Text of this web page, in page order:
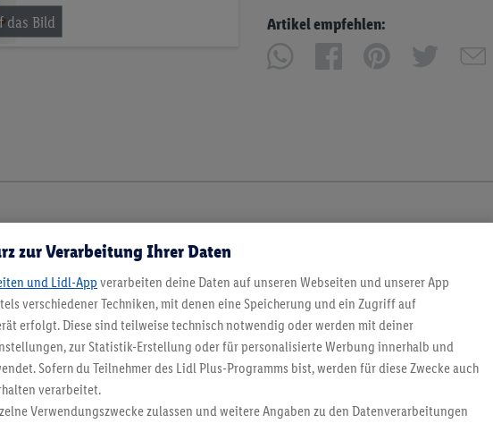
Artikel empfehlen:
zur Verarbeitung Ihrer Daten
und Lidl-App verarbeiten deine Daten auf unseren Webseiten und unserer App
verschiedener Techniken, mit denen eine Speicherung und ein Zugriff auf
erfolgt. Diese sind teilweise technisch notwendig oder werden mit deiner
zur Statistik-Erstellung oder für personalisierte Werbung innerhalb und
Sofern du Teilnehmer des Lidl Plus-Programms bist, werden für diese Zwecke auch
verarbeitet.
Verwendungszwecke zulassen und weitere Angaben zu den Datenverarbeitungen